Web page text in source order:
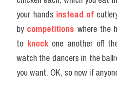
your hands instead of
by competitions where the
to knock one another off
watch the dancers in the
you want. OK, so now if